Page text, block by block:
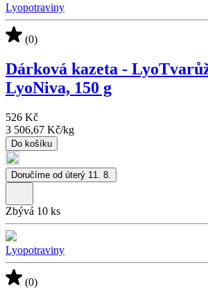
Lyopotraviny
(0)
Dárková kazeta -
LyoNiva, 150 g
526 Kč
3 506,67 Kč/kg
Do košíku
Doručíme od úterý 11. 8.
Zbývá 10 ks
Lyopotraviny
(0)